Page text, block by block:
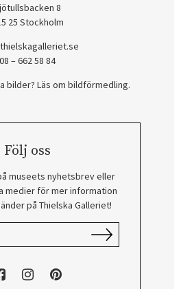
8
25 Stockholm
08 – 662 58 84
bilder? Läs om bildförmedling.
Följ oss
museets nyhetsbrev eller
medier för mer information
på Thielska Galleriet!